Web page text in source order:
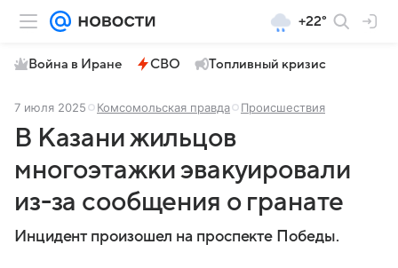
+22°
Война в Иране СВО Топливный кризис
7 июля 2025 Комсомольская правда Происшествия
В Казани жильцов
многоэтажки эвакуировали
из-за сообщения о гранате
Инцидент произошел на проспекте Победы.